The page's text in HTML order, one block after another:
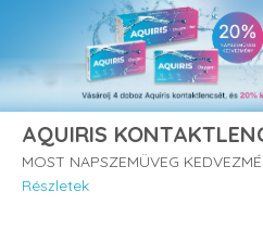
AQUIRIS
MOST NAPSZEMÜVEG
Részletek